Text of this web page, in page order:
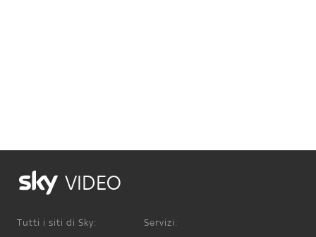
VIDEO
Tutti i siti di Sky: Servizi: